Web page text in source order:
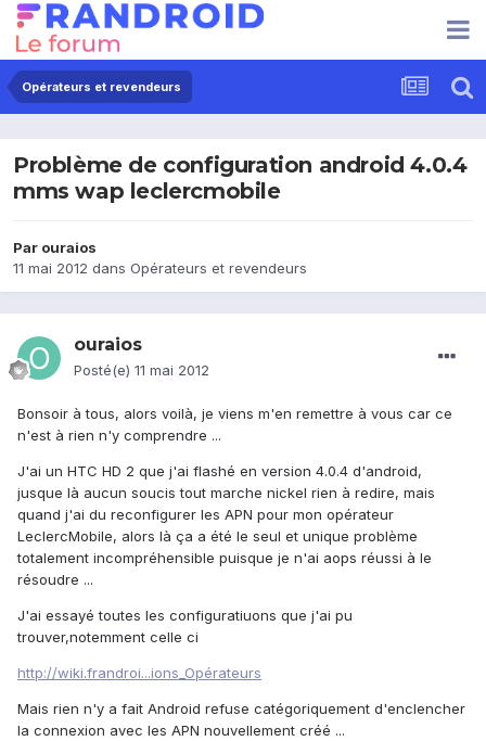
Opérateurs et revendeurs
Problème de configuration android 4.0.4
mms wap leclercmobile
Par ouraios
11 mai 2012 dans Opérateurs et revendeurs
ouraios
Posté(e) 11 mai 2012
Bonsoir à tous, alors voilà, je viens m'en remettre à vous car ce
n'est à rien n'y comprendre ...
J'ai un HTC HD 2 que j'ai flashé en version 4.0.4 d'android,
jusque là aucun soucis tout marche nickel rien à redire, mais
quand j'ai du reconfigurer les APN pour mon opérateur
LeclercMobile, alors là ça a été le seul et unique problème
totalement incompréhensible puisque je n'ai aops réussi à le
résoudre ...
J'ai essayé toutes les configuratiuons que j'ai pu
trouver,notemment celle ci
http://wiki.frandroi...ions_Opérateurs
Mais rien n'y a fait Android refuse catégoriquement d'enclencher
la connexion avec les APN nouvellement créé ...